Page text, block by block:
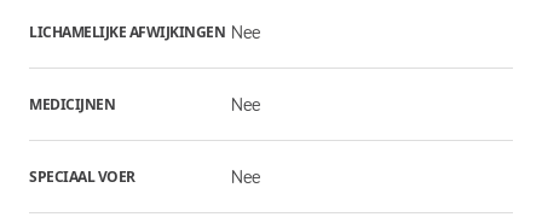
LICHAMELIJKE AFWIJKINGEN Nee
MEDICIJNEN Nee
SPECIAAL VOER Nee